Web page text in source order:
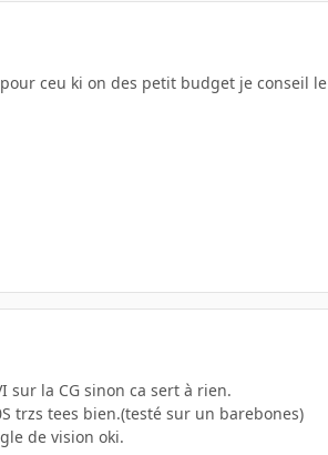
ceu ki on des petit budget je conseil le
sur la CG sinon ca sert à rien.
trzs tees bien.(testé sur un barebones)
de vision oki.